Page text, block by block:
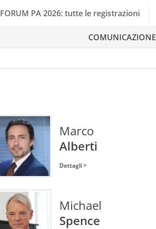
FORUM PA 2026: tutte le registrazioni
COMUNICAZIONE
Marco
Alberti
Dettagli >
Michael
Spence